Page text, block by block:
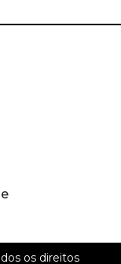
os direitos